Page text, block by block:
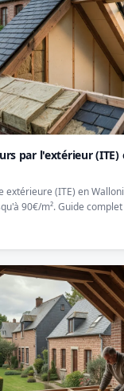
par l'extérieur (ITE)
(ITE) en
90€/m². Guide